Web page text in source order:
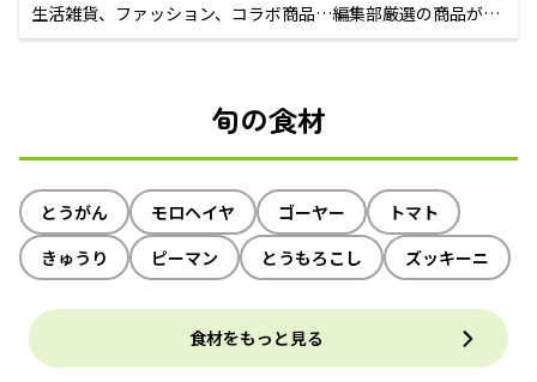
生活雑貨、ファッション、コラボ商品…編集部厳選の商品が買
えるECサイト
旬の食材
とうがん モロヘイヤ ゴーヤー
トマト
きゅうり
ピーマン とうもろこし ズッキーニ
食材をもっと見る